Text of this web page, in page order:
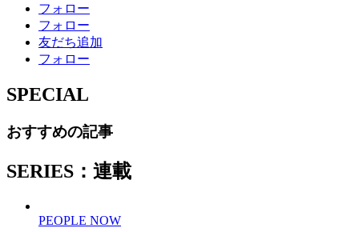
フォロー
フォロー
友だち追加
フォロー
SPECIAL
おすすめの記事
SERIES：連載
PEOPLE NOW